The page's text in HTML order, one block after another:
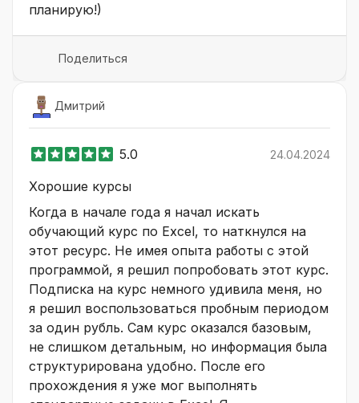
планирую!)
Поделиться
Дмитрий
5.0 24.04.2024
Хорошие курсы
Когда в начале года я начал искать
обучающий курс по Excel, то наткнулся на
этот ресурс. Не имея опыта работы с этой
программой, я решил попробовать этот курс.
Подписка на курс немного удивила меня, но
я решил воспользоваться пробным периодом
за один рубль. Сам курс оказался базовым,
не слишком детальным, но информация была
структурирована удобно. После его
прохождения я уже мог выполнять